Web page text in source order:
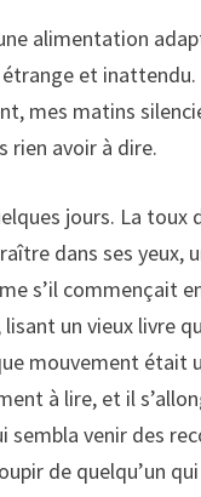
alimentation
et
mes matins
rien avoir à dire.
jours. La toux
dans ses yeux,
s’il commençait
un vieux livre
mouvement était
à lire, et il
venir des
de quelqu’un